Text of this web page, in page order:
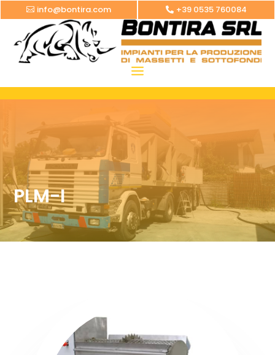
info@bontira.com +39 0535 760084
PLM-I